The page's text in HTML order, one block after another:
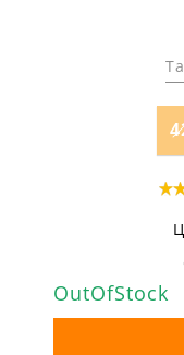
OutOfStock